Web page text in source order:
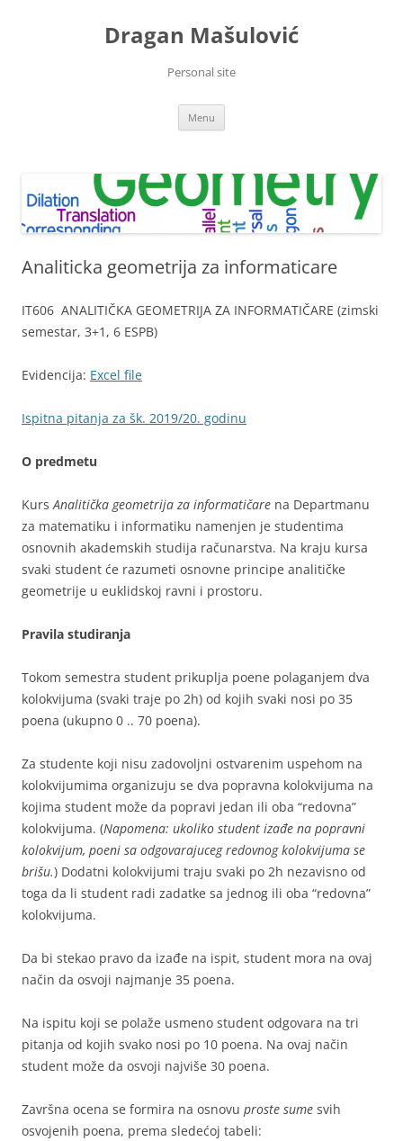
Dragan Mašulović
Personal site
Menu
Analiticka geometrija za informaticare
IТ606 ANALITIČKA GEOMETRIJA ZA INFORMATIČARE (zimski
semestar, 3+1, 6 ESPB)
Evidencija: Excel file
Ispitna pitanja za šk. 2019/20. godinu
O predmetu
KursAnalitička geometrija za informatičare na Departmanu
za matematiku i informatiku namenjen je studentima
osnovnih akademskih studija računarstva. Na kraju kursa
svaki student će razumeti osnovne principe analitičke
geometrije u euklidskoj ravni i prostoru.
Pravila studiranja
Tokom semestra student prikuplja poene polaganjem dva
kolokvijuma (svaki traje po 2h) od kojih svaki nosi po 35
poena (ukupno 0 .. 70 poena).
Za studente koji nisu zadovoljni ostvarenim uspehom na
kolokvijumima organizuju se dva popravna kolokvijuma na
kojima student može da popravi jedan ili oba “redovna”
kolokvijuma. (Napomena: ukoliko student izađe na popravni
kolokvijum, poeni sa odgovarajuceg redovnog kolokvijuma se
brišu.) Dodatni kolokvijumi traju svaki po 2h nezavisno od
toga da li student radi zadatke sa jednog ili oba “redovna”
kolokvijuma.
Da bi stekao pravo da izađe na ispit, student mora na ovaj
način da osvoji najmanje 35 poena.
Na ispitu koji se polaže usmeno student odgovara na tri
pitanja od kojih svako nosi po 10 poena. Na ovaj način
student može da osvoji najviše 30 poena.
Završna ocena se formira na osnovu proste sume svih
osvojenih poena, prema sledećoj tabeli: